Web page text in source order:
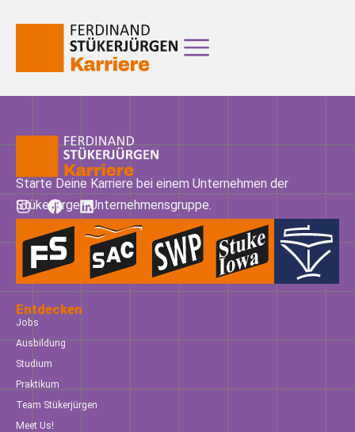
Starte Deine Karriere bei einem Unternehmen der
Stükerjürgen Unternehmensgruppe.
Entdecken
Jobs
Ausbildung
Studium
Praktikum
Team Stükerjürgen
Meet Us!